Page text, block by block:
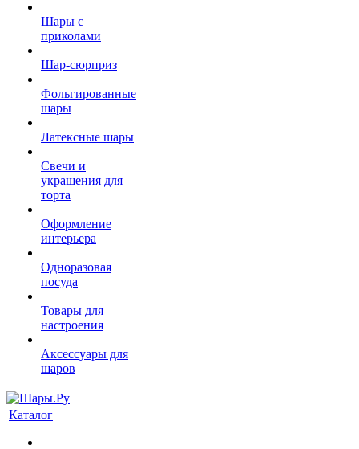
Шары с
приколами
Шар-сюрприз
Фольгированные
шары
Латексные шары
Свечи и
украшения для
торта
Оформление
интерьера
Одноразовая
посуда
Товары для
настроения
Аксессуары для
шаров
Каталог